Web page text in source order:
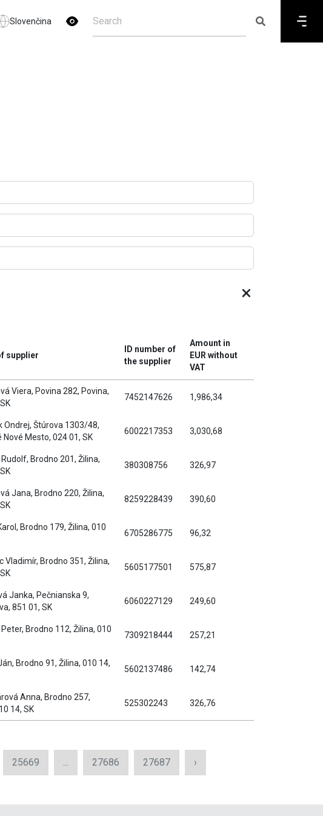
Slovenčina
×
supplier
ID number of
the supplier
Amount in
EUR without
VAT
Viera, Povina 282, Povina,
7452147626 1,986,34
Ondrej, Štúrova 1303/48,
Nové Mesto, 024 01, SK
6002217353 3,030,68
Brodno 201, Žilina,
380308756 326,97
Jana, Brodno 220, Žilina,
8259228439 390,60
Brodno 179, Žilina, 010
6705286775 96,32
Vladimír, Brodno 351, Žilina,
5605177501 575,87
Janka, Pečnianska 9,
851 01, SK
6060227129 249,60
Brodno 112, Žilina, 010
7309218444 257,21
Brodno 91, Žilina, 010 14,
5602137486 142,74
Anna, Brodno 257,
14, SK
525302243 326,76
25669 ... 27686 27687 ›